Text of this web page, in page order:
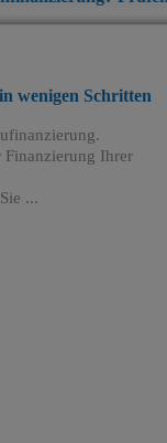
in wenigen Schritten
Finanzierung Ihrer
...